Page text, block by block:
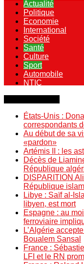
Actualité
Politique
Economie
International
Société
Santé
Culture
Sport
Automobile
NTIC
États-Unis :
correspondants
Au début de sa
«pardon»
Artémis II : les
Décès de
République
DISPARITION
République
Libye : Saïf al-
libyen, est mort
Espagne : au
ferroviaire
L’Algérie
Boualem Sansal
France :
LFI et le RN